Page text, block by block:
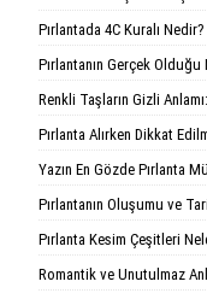
Pırlantada 4C Kuralı Nedir?
Pırlantanın Gerçek Olduğu
Renkli Taşların Gizli
Pırlanta Alırken Dikkat
Yazın En Gözde Pırlanta
Pırlantanın Oluşumu ve
Pırlanta Kesim Çeşitleri
Romantik ve Unutulmaz